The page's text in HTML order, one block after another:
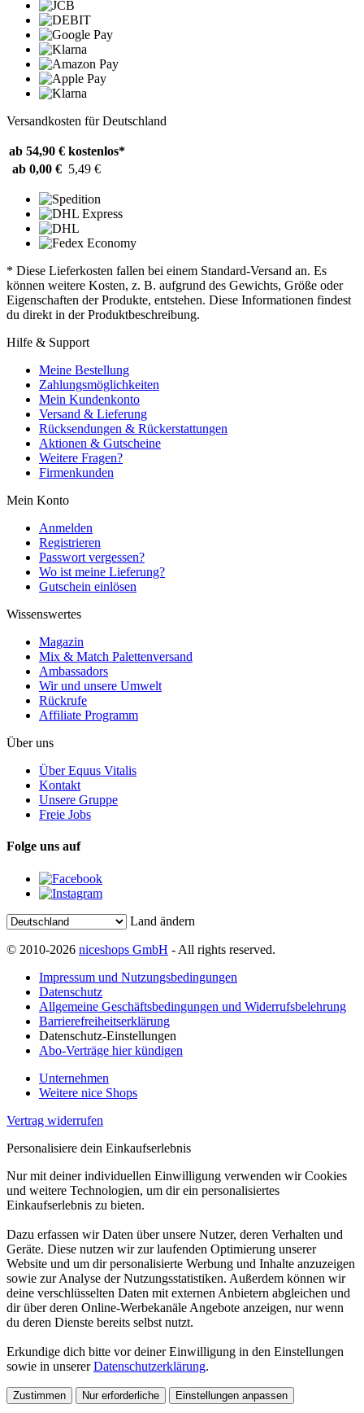
Versandkosten für Deutschland
ab 54,90 € kostenlos*
ab 0,00 € 5,49 €
* Diese Lieferkosten fallen bei einem Standard-Versand an. Es
können weitere Kosten, z. B. aufgrund des Gewichts, Größe oder
Eigenschaften der Produkte, entstehen. Diese Informationen findest
du direkt in der Produktbeschreibung.
Hilfe & Support
Meine Bestellung
Zahlungsmöglichkeiten
Mein Kundenkonto
Versand & Lieferung
Rücksendungen & Rückerstattungen
Aktionen & Gutscheine
Weitere Fragen?
Firmenkunden
Mein Konto
Anmelden
Registrieren
Passwort vergessen?
Wo ist meine Lieferung?
Gutschein einlösen
Wissenswertes
Magazin
Mix & Match Palettenversand
Ambassadors
Wir und unsere Umwelt
Rückrufe
Affiliate Programm
Über uns
Über Equus Vitalis
Kontakt
Unsere Gruppe
Freie Jobs
Folge uns auf
Land ändern
© 2010-2026 niceshops GmbH - All rights reserved.
Impressum und Nutzungsbedingungen
Datenschutz
Allgemeine Geschäftsbedingungen und Widerrufsbelehrung
Barrierefreiheitserklärung
Datenschutz-Einstellungen
Abo-Verträge hier kündigen
Unternehmen
Weitere nice Shops
Vertrag widerrufen
Personalisiere dein Einkaufserlebnis
Nur mit deiner individuellen Einwilligung verwenden wir Cookies
und weitere Technologien, um dir ein personalisiertes
Einkaufserlebnis zu bieten.
Dazu erfassen wir Daten über unsere Nutzer, deren Verhalten und
Geräte. Diese nutzen wir zur laufenden Optimierung unserer
Website und um dir personalisierte Werbung und Inhalte anzuzeigen
sowie zur Analyse der Nutzungsstatistiken. Außerdem können wir
deine verschlüsselten Daten mit externen Anbietern abgleichen und
dir über deren Online-Werbekanäle Angebote anzeigen, nur wenn
du deren Dienste bereits selbst nutzt.
Erkundige dich bitte vor deiner Einwilligung in den Einstellungen
sowie in unsererDatenschutzerklärung.
Zustimmen Nur erforderliche Einstellungen anpassen